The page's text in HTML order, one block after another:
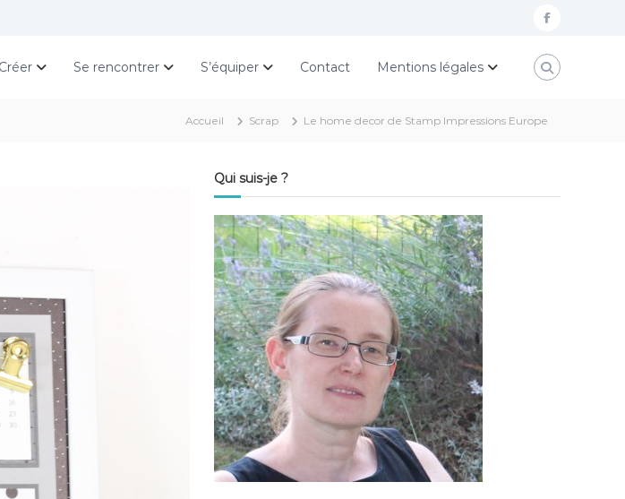
f
c
Créer Se rencontrer S’équiper Contact Mentions légales
Accueil Scrap Le home decor de Stamp Impressions Europe
Qui suis-je ?